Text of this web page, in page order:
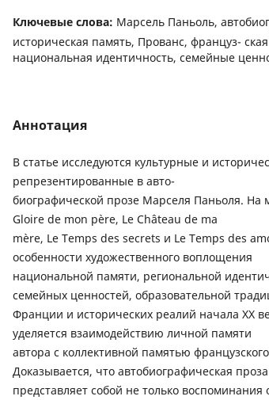
Ключевые слова: Марсель Паньоль,
историческая память, Прованс, француз-
национальная идентичность, семейные
Аннотация
В статье исследуются культурные и
репрезентированные в авто-
биографической прозе Марселя Паньоля. На
Gloire de mon père, Le Château de ma
mère, Le Temps des secrets и Le Temps des
особенности художественного воплощения
национальной памяти, региональной
семейных ценностей, образовательной
Франции и исторических реалий начала XX
уделяется взаимодействию личной памяти
автора с коллективной памятью
Доказывается, что автобиографическая
представляет собой не только воспоминания